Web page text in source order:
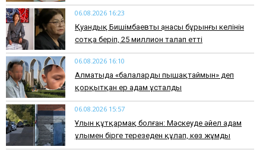
06.08.2026 16:23
Қуандық Бишімбаевтың анасы бұрынғы келінін
сотқа беріп, 25 миллион талап етті
06.08.2026 16:10
Алматыда «балаларды пышақтаймын» деп
қорқытқан ер адам ұсталды
06.08.2026 15:57
Ұлын құтқармақ болған: Мәскеуде әйел адам
ұлымен бірге терезеден құлап, көз жұмды